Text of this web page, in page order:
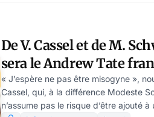
De V. Cassel et de M.
sera le Andrew Tate
Modeste Schwartz
« J’espère ne pas être misogyne »,
Cassel, qui, à la différence Modeste
n’assume pas le risque d’être ajouté à